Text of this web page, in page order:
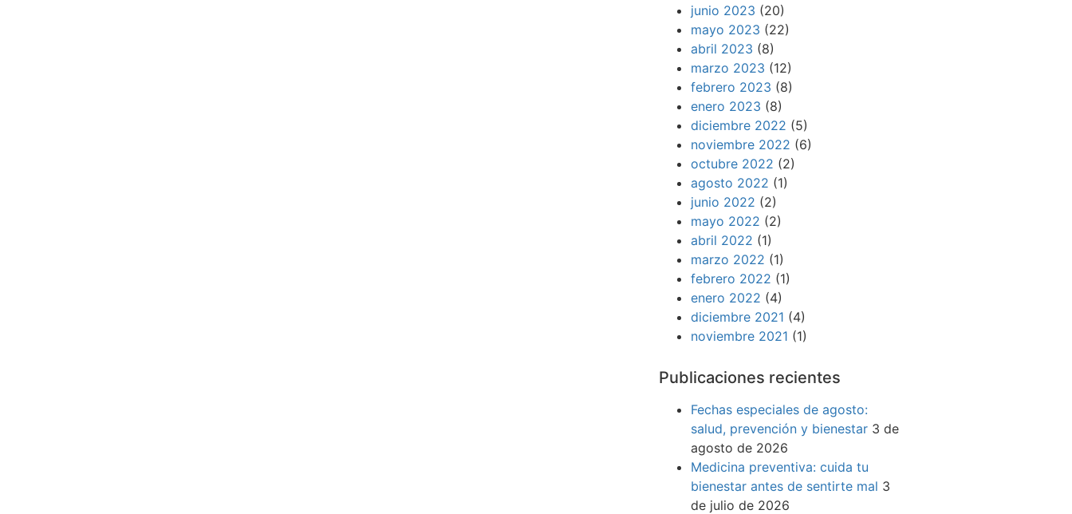
junio 2023 (20)
mayo 2023 (22)
abril 2023 (8)
marzo 2023 (12)
febrero 2023 (8)
enero 2023 (8)
diciembre 2022 (5)
noviembre 2022 (6)
octubre 2022 (2)
agosto 2022 (1)
junio 2022 (2)
mayo 2022 (2)
abril 2022 (1)
marzo 2022 (1)
febrero 2022 (1)
enero 2022 (4)
diciembre 2021 (4)
noviembre 2021 (1)
Publicaciones recientes
Fechas especiales de agosto:
salud, prevención y bienestar 3 de
agosto de 2026
Medicina preventiva: cuida tu
bienestar antes de sentirte mal 3
de julio de 2026